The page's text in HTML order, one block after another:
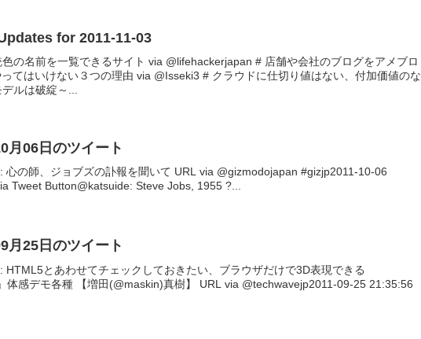
for 2011-11-03
色の名前を一覧できるサイト via @lifehackerjapan # 店舗や会社のブログをアメブロ
てはいけない３つの理由 via @Isseki3 # クラウドに仕切り値はない、付加価値のな
ルは破綻～...
月06日のツイート
心の師、ジョブズの訃報を聞いて URL via @gizmodojapan #gizjp2011-10-06
Tweet Button@katsuide: Steve Jobs, 1955 ?...
月25日のツイート
HTML5とあわせてチェックしておきたい、ブラウザだけで3D表現できる
体感デモ各種 【増田(@maskin)真樹】 URL via @techwavejp2011-09-25 21:35:56